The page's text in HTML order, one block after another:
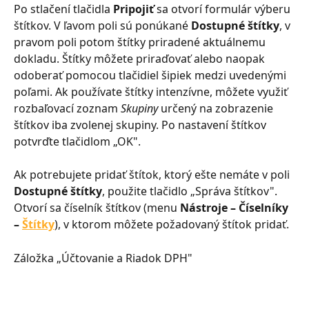
Po stlačení tlačidla Pripojiť sa otvorí formulár výberu
štítkov. V ľavom poli sú ponúkané Dostupné štítky, v
pravom poli potom štítky priradené aktuálnemu
dokladu. Štítky môžete priraďovať alebo naopak
odoberať pomocou tlačidiel šipiek medzi uvedenými
poľami. Ak používate štítky intenzívne, môžete využiť
rozbaľovací zoznam Skupiny určený na zobrazenie
štítkov iba zvolenej skupiny. Po nastavení štítkov
potvrďte tlačidlom „OK".
Ak potrebujete pridať štítok, ktorý ešte nemáte v poli
Dostupné štítky, použite tlačidlo „Správa štítkov".
Otvorí sa číselník štítkov (menu Nástroje – Číselníky
– Štítky), v ktorom môžete požadovaný štítok pridať.
Záložka „Účtovanie a Riadok DPH"